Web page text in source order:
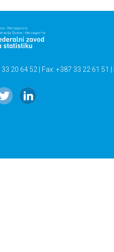
20 64 52 | Fax: +387 33 22 61 51 |